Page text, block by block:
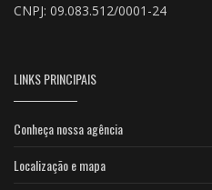
CNPJ: 09.083.512/0001-24
LINKS PRINCIPAIS
Conheça nossa agência
Localização e mapa